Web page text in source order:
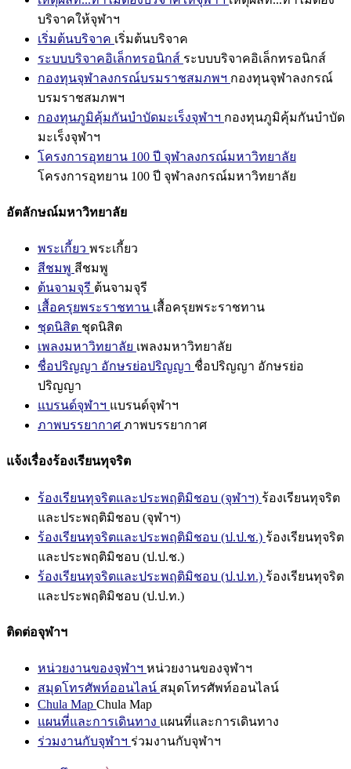
บริจาคให้จุฬาฯ
เริ่มต้นบริจาค เริ่มต้นบริจาค
ระบบบริจาคอิเล็กทรอนิกส์ ระบบบริจาคอิเล็กทรอนิกส์
กองทุนจุฬาลงกรณ์บรมราชสมภพฯ กองทุนจุฬาลงกรณ์
บรมราชสมภพฯ
กองทุนภูมิคุ้มกันบำบัดมะเร็งจุฬาฯ กองทุนภูมิคุ้มกันบำบัด
มะเร็งจุฬาฯ
โครงการอุทยาน 100 ปี จุฬาลงกรณ์มหาวิทยาลัย
โครงการอุทยาน 100 ปี จุฬาลงกรณ์มหาวิทยาลัย
อัตลักษณ์มหาวิทยาลัย
พระเกี้ยว พระเกี้ยว
สีชมพู สีชมพู
ต้นจามจุรี ต้นจามจุรี
เสื้อครุยพระราชทาน เสื้อครุยพระราชทาน
ชุดนิสิต ชุดนิสิต
เพลงมหาวิทยาลัย เพลงมหาวิทยาลัย
ชื่อปริญญา อักษรย่อปริญญา ชื่อปริญญา อักษรย่อ
ปริญญา
แบรนด์จุฬาฯ แบรนด์จุฬาฯ
ภาพบรรยากาศ ภาพบรรยากาศ
แจ้งเรื่องร้องเรียนทุจริต
ร้องเรียนทุจริตและประพฤติมิชอบ (จุฬาฯ) ร้องเรียนทุจริต
และประพฤติมิชอบ (จุฬาฯ)
ร้องเรียนทุจริตและประพฤติมิชอบ (ป.ป.ช.) ร้องเรียนทุจริต
และประพฤติมิชอบ (ป.ป.ช.)
ร้องเรียนทุจริตและประพฤติมิชอบ (ป.ป.ท.) ร้องเรียนทุจริต
และประพฤติมิชอบ (ป.ป.ท.)
ติดต่อจุฬาฯ
หน่วยงานของจุฬาฯ หน่วยงานของจุฬาฯ
สมุดโทรศัพท์ออนไลน์ สมุดโทรศัพท์ออนไลน์
Chula Map Chula Map
แผนที่และการเดินทาง แผนที่และการเดินทาง
ร่วมงานกับจุฬาฯ ร่วมงานกับจุฬาฯ